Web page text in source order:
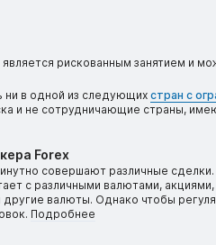
рискованным занятием и
ни в одной из следующих стран с
и не сотрудничающие страны,
Forex
совершают различные
с различными валютами,
валюты. Однако чтобы
Подробнее